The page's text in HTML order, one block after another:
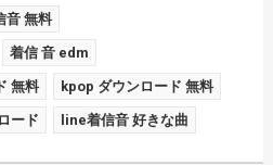
音 無料
着信 音 edm
無料 kpop ダウンロード 無料
ード line着信音 好きな曲